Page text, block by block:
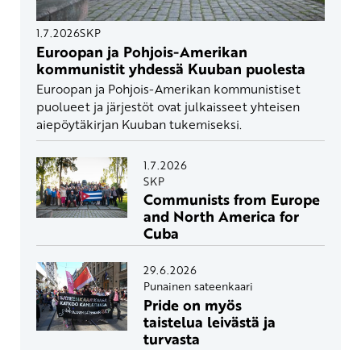
1.7.2026SKP
Euroopan ja Pohjois-Amerikan
kommunistit yhdessä Kuuban puolesta
Euroopan ja Pohjois-Amerikan kommunistiset
puolueet ja järjestöt ovat julkaisseet yhteisen
aiepöytäkirjan Kuuban tukemiseksi.
1.7.2026
SKP
Communists from Europe
and North America for
Cuba
29.6.2026
Punainen sateenkaari
Pride on myös
taistelua leivästä ja
turvasta